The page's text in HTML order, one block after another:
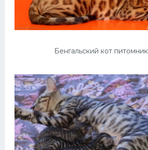
Бенгальский кот питомник